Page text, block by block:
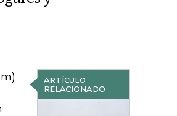
ARTÍCULO
RELACIONADO